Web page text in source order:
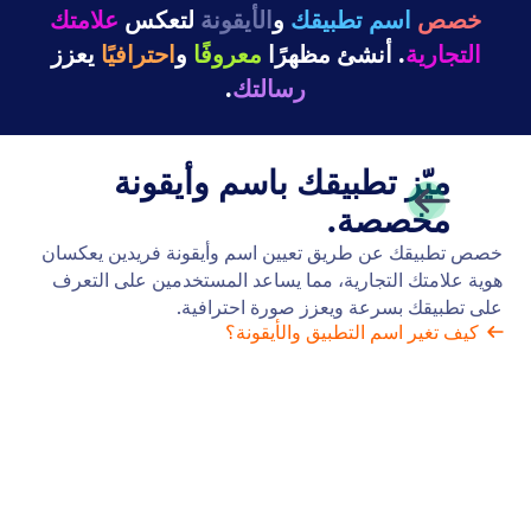
خصص اسم تطبيقك والأيقونة لتعكس علامتك
التجارية. أنشئ مظهرًا معروفًا واحترافيًا يعزز
رسالتك.
ميّز تطبيقك باسم وأيقونة
مخصصة.
خصص تطبيقك عن طريق تعيين اسم وأيقونة فريدين يعكسان
هوية علامتك التجارية، مما يساعد المستخدمين على التعرف
على تطبيقك بسرعة ويعزز صورة احترافية.
كيف تغير اسم التطبيق والأيقونة؟